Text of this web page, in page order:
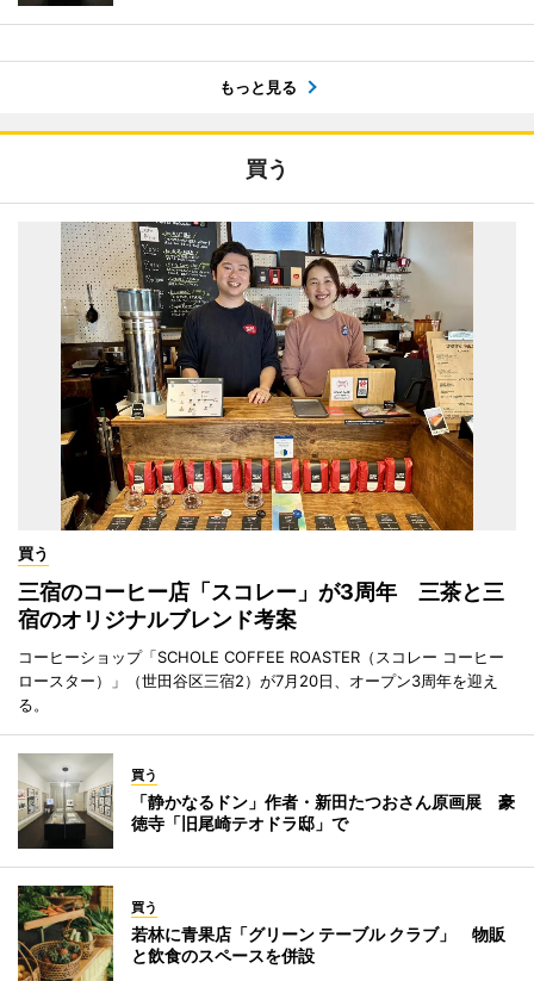
もっと見る
買う
買う
三宿のコーヒー店「スコレー」が3周年 三茶と三
宿のオリジナルブレンド考案
コーヒーショップ「SCHOLE COFFEE ROASTER（スコレー コーヒー
ロースター）」（世田谷区三宿2）が7月20日、オープン3周年を迎え
る。
買う
「静かなるドン」作者・新田たつおさん原画展 豪
徳寺「旧尾崎テオドラ邸」で
買う
若林に青果店「グリーン テーブル クラブ」 物販
と飲食のスペースを併設